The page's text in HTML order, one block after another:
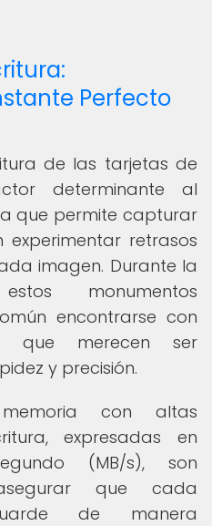
Perfecto
de las tarjetas de
determinante al
que permite capturar
experimentar retrasos
imagen. Durante la
monumentos
encontrarse con
que merecen ser
y precisión.
con altas
expresadas en
(MB/s), son
que cada
de manera